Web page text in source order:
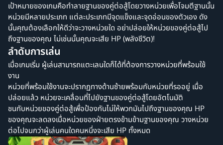
เป้าหมายของเกมคือทำลายฐานของคู่ต่อสู้โดยวางหน่วยเพื่อโจมตีฐานนั้น
หน่วยมีหลายประเภท แต่ละประเภทมีจุดแข็งและจุดอ่อนของตัวเอง ดัง
นั้นคุณต้องเลือกให้ดีว่าจะวางหน่วยใด อย่าปล่อยให้หน่วยของคู่ต่อสู้ไป
ถึงฐานของคุณ ไม่เช่นนั้นคุณจะเสีย HP (พลังชีวิต)!
ลำดับการเล่น
เมื่อเกมเริ่ม ผู้เล่นสามารถแตะเลนใดก็ได้ที่ต้องการวางหน่วยที่พร้อมใช้
งาน
หน่วยที่พร้อมใช้งานจะปรากฏทางด้านซ้ายพร้อมกับหน่วยที่รออยู่ เมื่อ
ปล่อยแล้ว หน่วยจะเคลื่อนที่ไปยังฐานของคู่ต่อสู้โดยอัตโนมัติ
ชนกับหน่วยของคู่ต่อสู้เพื่อป้องกันไม่ให้พวกมันไปถึงฐานของคุณ HP
ของคุณจะลดลงเมื่อหน่วยของฝ่ายตรงข้ามข้ามฐานของคุณ วางหน่วย
ต่อไปจนกว่าผู้เล่นคนใดคนหนึ่งจะเสีย HP ทั้งหมด